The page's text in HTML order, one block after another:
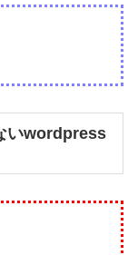
いwordpress